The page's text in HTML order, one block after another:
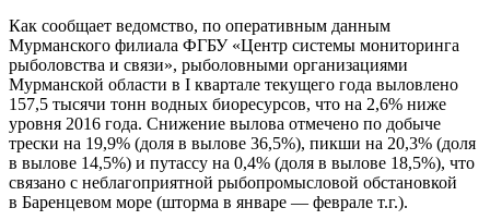
Как сообщает ведомство, по оперативным данным
Мурманского филиала ФГБУ «Центр системы мониторинга
рыболовства и связи», рыболовными организациями
Мурманской области в I квартале текущего года выловлено
157,5 тысячи тонн водных биоресурсов, что на 2,6% ниже
уровня 2016 года. Снижение вылова отмечено по добыче
трески на 19,9% (доля в вылове 36,5%), пикши на 20,3% (доля
в вылове 14,5%) и путассу на 0,4% (доля в вылове 18,5%), что
связано с неблагоприятной рыбопромысловой обстановкой
в Баренцевом море (шторма в январе — феврале т.г.).